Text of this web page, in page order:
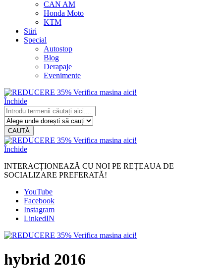
CAN AM
Honda Moto
KTM
Stiri
Special
Autostop
Blog
Derapaje
Evenimente
Închide
CAUTĂ
Închide
INTERACȚIONEAZĂ CU NOI PE REȚEAUA DE
SOCIALIZARE PREFERATĂ!
YouTube
Facebook
Instagram
LinkedIN
hybrid 2016